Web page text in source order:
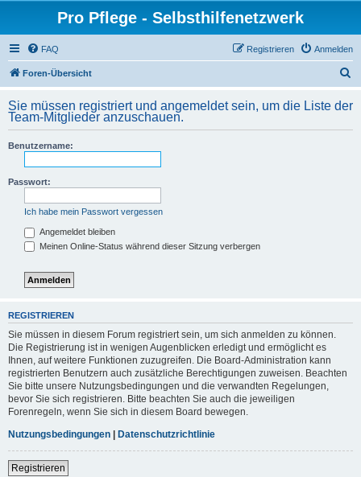
Pro Pflege - Selbsthilfenetzwerk
FAQ Anmelden
Registrieren
Foren-Übersicht
h
Sie müssen registriert und angemeldet sein, um die Liste der
Team-Mitglieder anzuschauen.
Benutzername:
Passwort:
Ich habe mein Passwort vergessen
Angemeldet bleiben
Meinen Online-Status während dieser Sitzung verbergen
REGISTRIEREN
Sie müssen in diesem Forum registriert sein, um sich anmelden zu können.
Die Registrierung ist in wenigen Augenblicken erledigt und ermöglicht es
Ihnen, auf weitere Funktionen zuzugreifen. Die Board-Administration kann
registrierten Benutzern auch zusätzliche Berechtigungen zuweisen. Beachten
Sie bitte unsere Nutzungsbedingungen und die verwandten Regelungen,
bevor Sie sich registrieren. Bitte beachten Sie auch die jeweiligen
Forenregeln, wenn Sie sich in diesem Board bewegen.
Nutzungsbedingungen | Datenschutzrichtlinie
Registrieren